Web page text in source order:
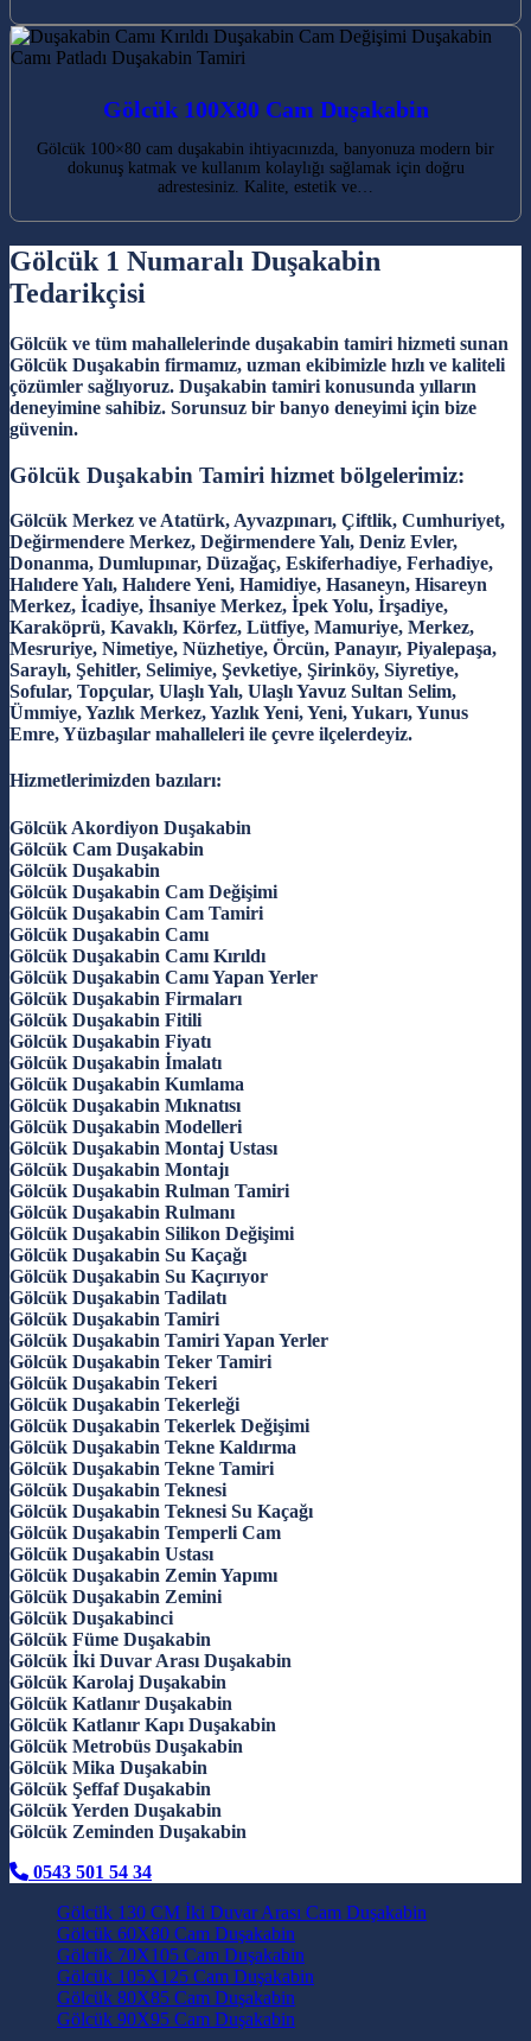
Gölcük 100X80 Cam Duşakabin
Gölcük 100×80 cam duşakabin ihtiyacınızda, banyonuza modern bir
dokunuş katmak ve kullanım kolaylığı sağlamak için doğru
adrestesiniz. Kalite, estetik ve…
Gölcük 1 Numaralı Duşakabin
Tedarikçisi
Gölcük ve tüm mahallelerinde duşakabin tamiri hizmeti sunan
Gölcük Duşakabin firmamız, uzman ekibimizle hızlı ve kaliteli
çözümler sağlıyoruz. Duşakabin tamiri konusunda yılların
deneyimine sahibiz. Sorunsuz bir banyo deneyimi için bize
güvenin.
Gölcük Duşakabin Tamiri hizmet bölgelerimiz:
Gölcük Merkez ve Atatürk, Ayvazpınarı, Çiftlik, Cumhuriyet,
Değirmendere Merkez, Değirmendere Yalı, Deniz Evler,
Donanma, Dumlupınar, Düzağaç, Eskiferhadiye, Ferhadiye,
Halıdere Yalı, Halıdere Yeni, Hamidiye, Hasaneyn, Hisareyn
Merkez, İcadiye, İhsaniye Merkez, İpek Yolu, İrşadiye,
Karaköprü, Kavaklı, Körfez, Lütfiye, Mamuriye, Merkez,
Mesruriye, Nimetiye, Nüzhetiye, Örcün, Panayır, Piyalepaşa,
Saraylı, Şehitler, Selimiye, Şevketiye, Şirinköy, Siyretiye,
Sofular, Topçular, Ulaşlı Yalı, Ulaşlı Yavuz Sultan Selim,
Ümmiye, Yazlık Merkez, Yazlık Yeni, Yeni, Yukarı, Yunus
Emre, Yüzbaşılar mahalleleri ile çevre ilçelerdeyiz.
Hizmetlerimizden bazıları:
Gölcük Akordiyon Duşakabin
Gölcük Cam Duşakabin
Gölcük Duşakabin
Gölcük Duşakabin Cam Değişimi
Gölcük Duşakabin Cam Tamiri
Gölcük Duşakabin Camı
Gölcük Duşakabin Camı Kırıldı
Gölcük Duşakabin Camı Yapan Yerler
Gölcük Duşakabin Firmaları
Gölcük Duşakabin Fitili
Gölcük Duşakabin Fiyatı
Gölcük Duşakabin İmalatı
Gölcük Duşakabin Kumlama
Gölcük Duşakabin Mıknatısı
Gölcük Duşakabin Modelleri
Gölcük Duşakabin Montaj Ustası
Gölcük Duşakabin Montajı
Gölcük Duşakabin Rulman Tamiri
Gölcük Duşakabin Rulmanı
Gölcük Duşakabin Silikon Değişimi
Gölcük Duşakabin Su Kaçağı
Gölcük Duşakabin Su Kaçırıyor
Gölcük Duşakabin Tadilatı
Gölcük Duşakabin Tamiri
Gölcük Duşakabin Tamiri Yapan Yerler
Gölcük Duşakabin Teker Tamiri
Gölcük Duşakabin Tekeri
Gölcük Duşakabin Tekerleği
Gölcük Duşakabin Tekerlek Değişimi
Gölcük Duşakabin Tekne Kaldırma
Gölcük Duşakabin Tekne Tamiri
Gölcük Duşakabin Teknesi
Gölcük Duşakabin Teknesi Su Kaçağı
Gölcük Duşakabin Temperli Cam
Gölcük Duşakabin Ustası
Gölcük Duşakabin Zemin Yapımı
Gölcük Duşakabin Zemini
Gölcük Duşakabinci
Gölcük Füme Duşakabin
Gölcük İki Duvar Arası Duşakabin
Gölcük Karolaj Duşakabin
Gölcük Katlanır Duşakabin
Gölcük Katlanır Kapı Duşakabin
Gölcük Metrobüs Duşakabin
Gölcük Mika Duşakabin
Gölcük Şeffaf Duşakabin
Gölcük Yerden Duşakabin
Gölcük Zeminden Duşakabin
0543 501 54 34
Gölcük 130 CM İki Duvar Arası Cam Duşakabin
Gölcük 60X80 Cam Duşakabin
Gölcük 70X105 Cam Duşakabin
Gölcük 105X125 Cam Duşakabin
Gölcük 80X85 Cam Duşakabin
Gölcük 90X95 Cam Duşakabin